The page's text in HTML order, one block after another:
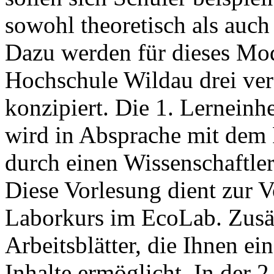
sowohl theoretisch als
Dazu werden für dieses
Hochschule Wildau drei
konzipiert. Die 1.
wird in Absprache mit
durch einen
Diese Vorlesung dient zur
Laborkurs im EcoLab.
Arbeitsblätter, die Ihnen